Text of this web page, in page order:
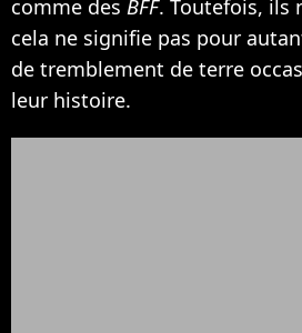
comme des BFF. Toutefois, ils
cela ne signifie pas pour
de tremblement de terre
leur histoire.